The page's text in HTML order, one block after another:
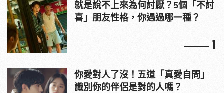
就是說不上來為何討厭？5個「不討
喜」朋友性格，你遇過哪一種？
1
你愛對人了沒！五道「真愛自問」
識別你的伴侶是對的人嗎？